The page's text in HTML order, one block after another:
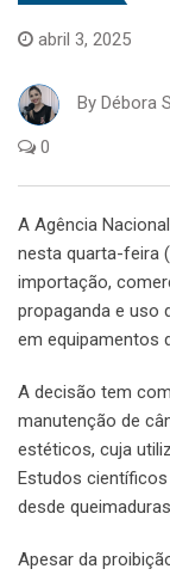
abril 3, 2025
By Débora
0
A Agência
nesta quarta-feira
importação,
propaganda e uso
em equipamentos
A decisão tem
manutenção de
estéticos, cuja
Estudos
desde
Apesar da